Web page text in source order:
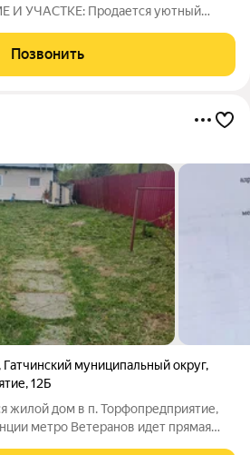
И УЧАСТКЕ: Продается уютный
Идеален для
Стоит подчеркнуть,
Позвонить
, Гатчинский муниципальный округ,
,12Б
жилой дом в п. Торфопредприятие,
метро Ветеранов идет прямая